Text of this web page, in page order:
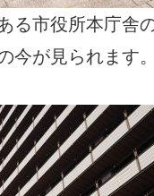
る市役所本庁舎
今が見られます。